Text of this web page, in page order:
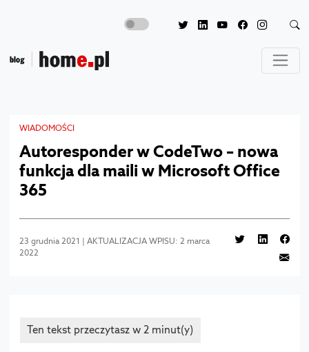
WIADOMOŚCI
Autoresponder w CodeTwo – nowa
funkcja dla maili w Microsoft Office
365
23 grudnia 2021 | AKTUALIZACJA WPISU: 2 marca
2022